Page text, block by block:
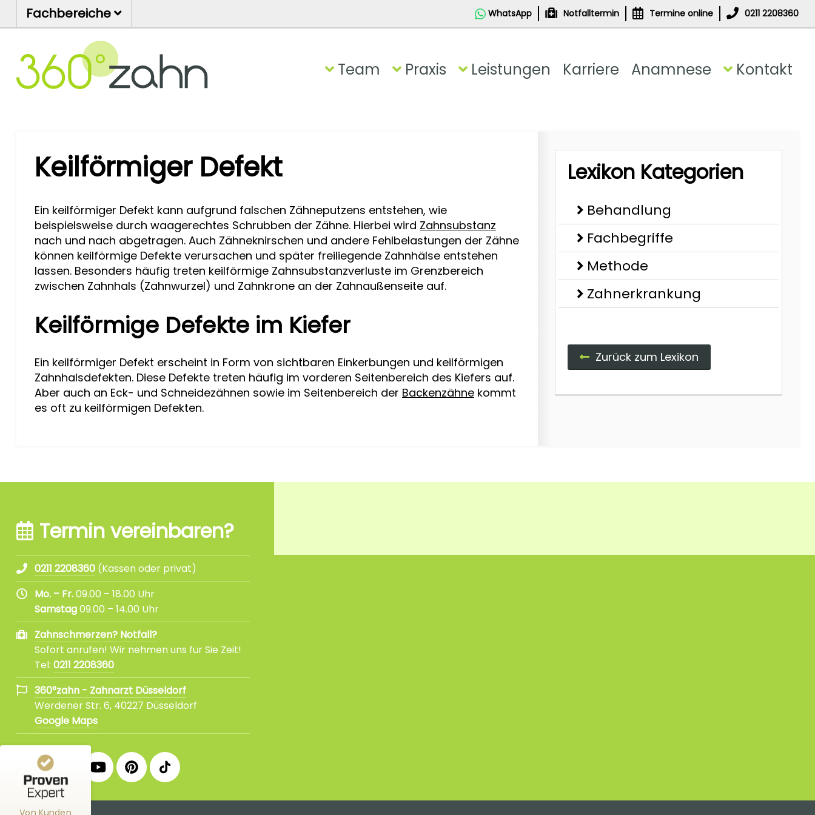
Fachbereiche WhatsApp Notfalltermin Termine online 0211 2208360
Team Praxis Leistungen Karriere Anamnese Kontakt
Keilförmiger Defekt
Ein keilförmiger Defekt kann aufgrund falschen Zähneputzens entstehen, wie
beispielsweise durch waagerechtes Schrubben der Zähne. Hierbei wird Zahnsubstanz
nach und nach abgetragen. Auch Zähneknirschen und andere Fehlbelastungen der Zähne
können keilförmige Defekte verursachen und später freiliegende Zahnhälse entstehen
lassen. Besonders häufig treten keilförmige Zahnsubstanzverluste im Grenzbereich
zwischen Zahnhals (Zahnwurzel) und Zahnkrone an der Zahnaußenseite auf.
Keilförmige Defekte im Kiefer
Ein keilförmiger Defekt erscheint in Form von sichtbaren Einkerbungen und keilförmigen
Zahnhalsdefekten. Diese Defekte treten häufig im vorderen Seitenbereich des Kiefers auf.
Aber auch an Eck- und Schneidezähnen sowie im Seitenbereich der Backenzähne kommt
es oft zu keilförmigen Defekten.
Lexikon Kategorien
Behandlung
Fachbegriffe
Methode
Zahnerkrankung
Zurück zum Lexikon
Termin vereinbaren?
0211 2208360 (Kassen oder privat)
Mo. – Fr.09.00 – 18.00 Uhr
Samstag09.00 – 14.00 Uhr
Zahnschmerzen? Notfall?
Sofort anrufen! Wir nehmen uns für Sie Zeit!
Tel: 0211 2208360
360°zahn - Zahnarzt Düsseldorf
Werdener Str. 6, 40227 Düsseldorf
Google Maps
360°
Facebook
Fanpage
Instagram
Praxis
360°
YouTube
360°
Pinterest
360°
tiktok
Von Kunden
Kundenbewertungen und Erfahrungen zu
360°zahn - Zahnarzt Düsseldorf
100
%
Empfehlungen auf
ProvenExpert.com
SEHR GUT
28
Bewertungen auf
ProvenExpert.com
3.388
Bewertungen von
anderen Quellen
Blick aufs ProvenExpert-Profil werfen